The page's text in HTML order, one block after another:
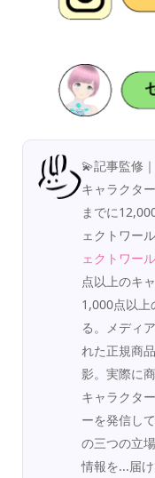
💫記事監修
キャラクタ
までに
ェクトワー
ェクトワー
点以上のキ
1,000点以上
る。メディ
れた正規商
影。実際に
キャラクタ
ーを発信し
の三つの立
情報を...届け